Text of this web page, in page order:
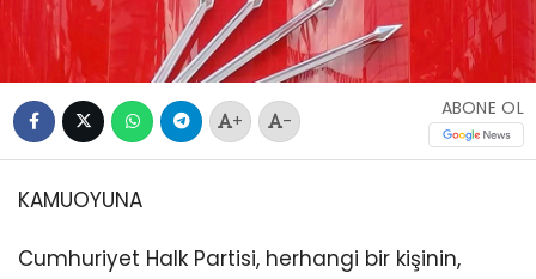
+ -
ABONE OL
KAMUOYUNA
Cumhuriyet Halk Partisi, herhangi bir kişinin,